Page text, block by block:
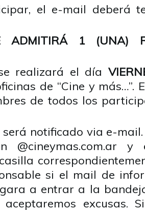
el e-mail deberá
ADMITIRÁ 1 (UNA)
realizará el día
de “Cine y más…”.
de todos los
notificado via e-
@cineymas.com.ar
si el mail de
a entrar a la
aceptaremos excusas.